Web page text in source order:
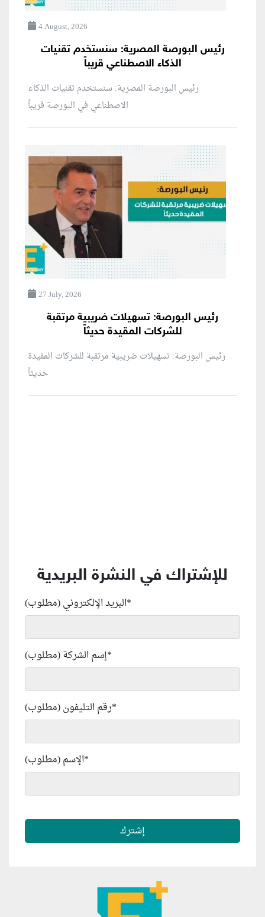
4 August, 2026
رئيس البورصة المصرية: سنستخدم تقنيات
الذكاء الاصطناعي قريباً
رئيس البورصة المصرية: سنستخدم تقنيات الذكاء
الاصطناعي في البورصة قريباً
27 July, 2026
رئيس البورصة: تسهيلات ضريبية مرتقبة
للشركات المقيدة حديثاً
رئيس البورصة: تسهيلات ضريبية مرتقبة للشركات المقيدة
للإشتراك في النشرة البريدية
البريد الإلكتروني (مطلوب)*
إسم الشركة (مطلوب)*
رقم التليفون (مطلوب)*
الإسم (مطلوب)*